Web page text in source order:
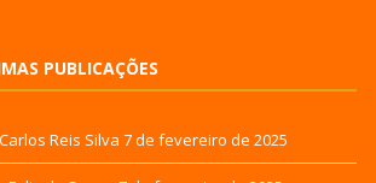
PUBLICAÇÕES
Reis Silva 7 de fevereiro de 2025